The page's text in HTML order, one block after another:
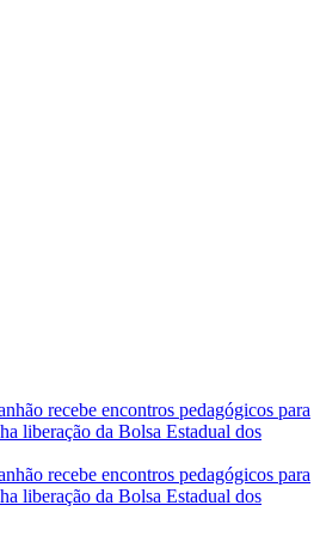
recebe encontros pedagógicos para
liberação da Bolsa Estadual dos
recebe encontros pedagógicos para
liberação da Bolsa Estadual dos